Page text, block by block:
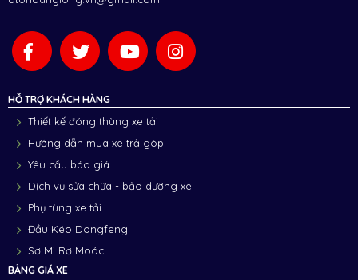
HỖ TRỢ KHÁCH HÀNG
Thiết kế đóng thùng xe tải
Hướng dẫn mua xe trả góp
Yêu cầu báo giá
Dịch vụ sửa chữa - bảo dưỡng xe
Phụ tùng xe tải
Đầu Kéo Dongfeng
Sơ Mi Rơ Moóc
BẢNG GIÁ XE